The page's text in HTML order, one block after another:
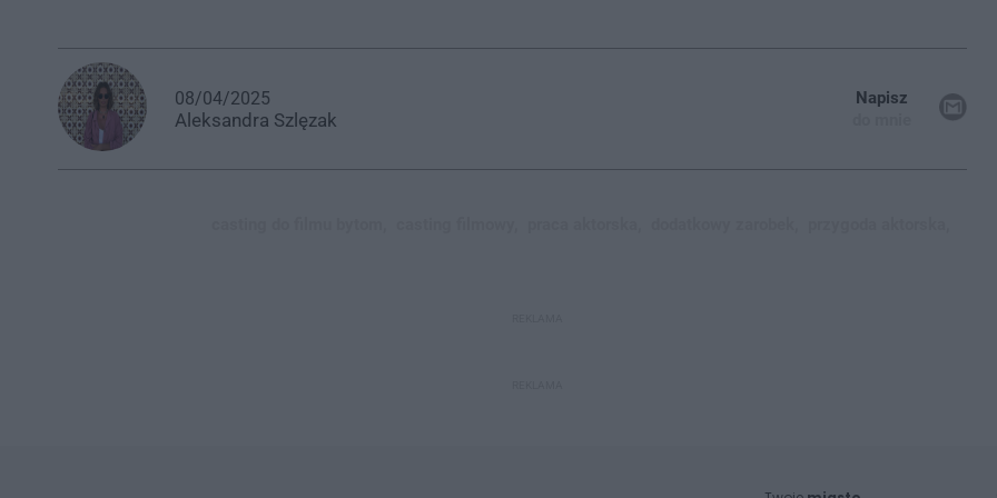
08/04/2025
Aleksandra Szlęzak
Napisz